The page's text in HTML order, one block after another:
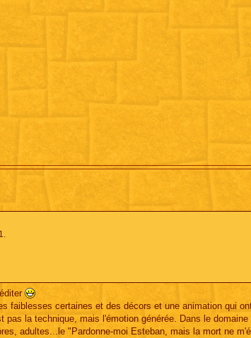
faiblesses certaines et des décors et une animation qui
la technique, mais l'émotion générée. Dans le domaine
adultes...le "Pardonne-moi Esteban, mais la mort ne